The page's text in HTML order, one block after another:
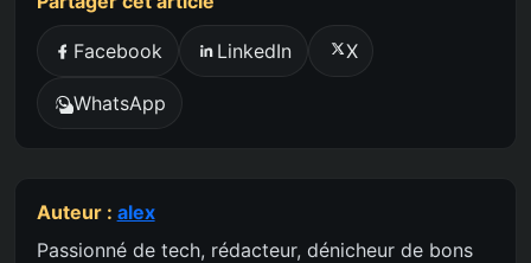
Facebook LinkedIn X
WhatsApp
Auteur : alex
Passionné de tech, rédacteur, dénicheur de bons